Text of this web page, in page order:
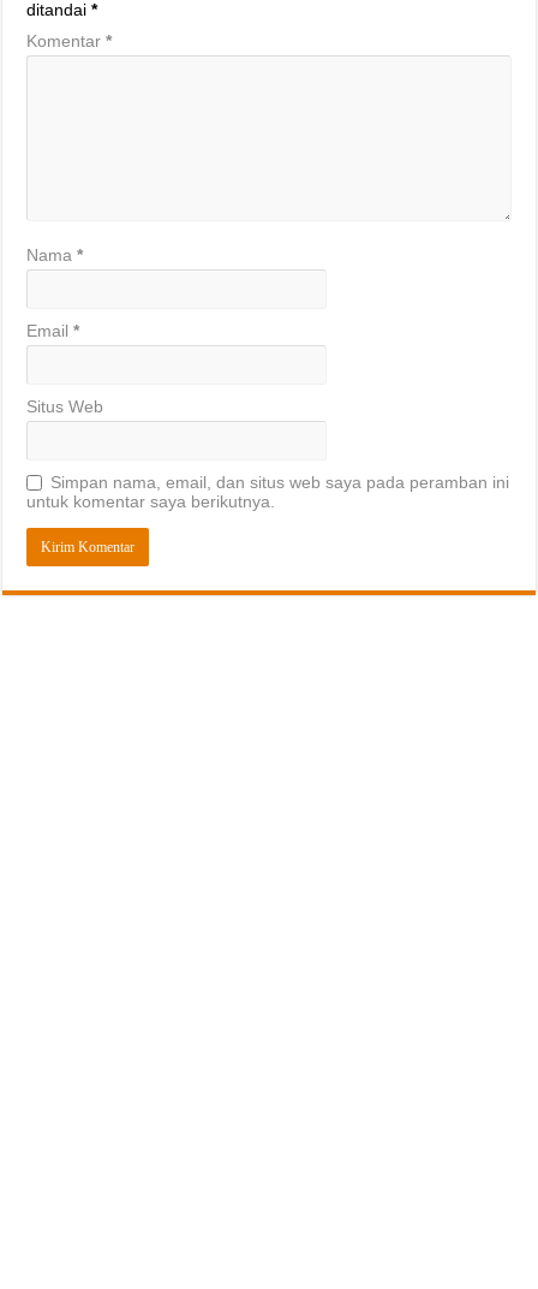
ditandai*
Komentar*
Nama*
Email*
Situs Web
Simpan nama, email, dan situs web saya pada peramban ini
untuk komentar saya berikutnya.